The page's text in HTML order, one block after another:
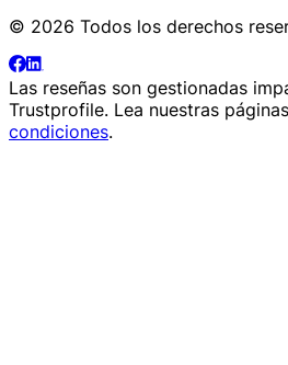
© 2026 Todos los derechos
Las reseñas son gestionadas
Trustprofile. Lea nuestras páginas
condiciones.